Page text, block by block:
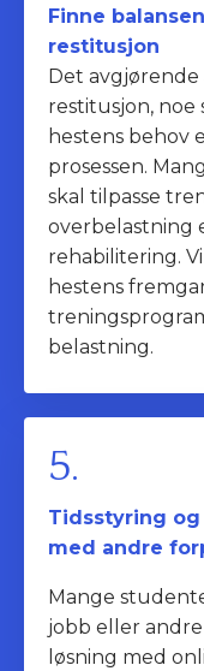
Finne
restitusjon
Det avgjørende
restitusjon, noe
hestens behov
prosessen.
skal tilpasse
overbelastning
rehabilitering.
hestens
belastning.
5.
Tidsstyring
med andre
Mange
jobb eller
løsning med